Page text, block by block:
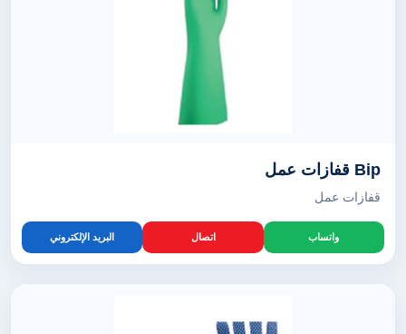
Bip قفازات عمل
قفازات عمل
واتساب اتصال البريد الإلكتروني